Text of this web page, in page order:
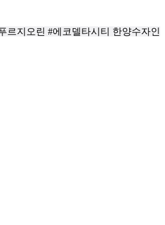
르지오린 #에코델타시티 한양수자인